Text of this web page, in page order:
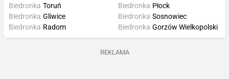
Biedronka Toruń
Biedronka Gliwice
Biedronka Radom
Biedronka Płock
Biedronka Sosnowiec
Biedronka Gorzów Wielkopolski
REKLAMA